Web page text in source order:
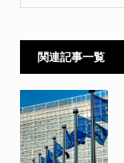
関連記事一覧